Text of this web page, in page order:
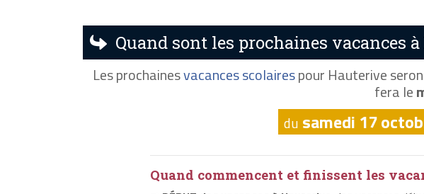
Quand sont les prochaines vacances
Les prochainesvacances scolairespour Hauterive
fera le
du samedi 17
Quand commencent et finissent les